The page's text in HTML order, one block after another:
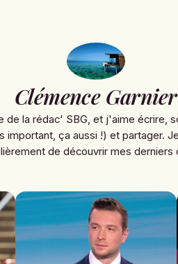
Clémence Garnier
de la rédac' SBG, et j'aime écrire,
important, ça aussi !) et partager.
de découvrir mes derniers